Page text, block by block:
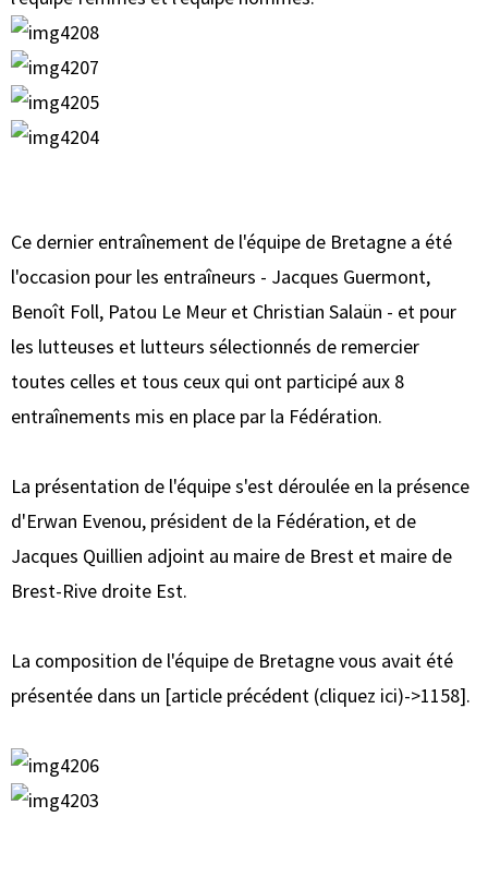
Ce dernier entraînement de l'équipe de Bretagne a été
l'occasion pour les entraîneurs - Jacques Guermont,
Benoît Foll, Patou Le Meur et Christian Salaün - et pour
les lutteuses et lutteurs sélectionnés de remercier
toutes celles et tous ceux qui ont participé aux 8
entraînements mis en place par la Fédération.
La présentation de l'équipe s'est déroulée en la présence
d'Erwan Evenou, président de la Fédération, et de
Jacques Quillien adjoint au maire de Brest et maire de
Brest-Rive droite Est.
La composition de l'équipe de Bretagne vous avait été
présentée dans un [article précédent (cliquez ici)->1158].